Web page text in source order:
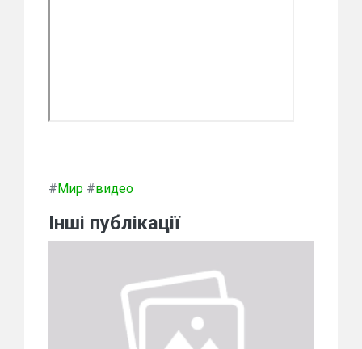
#Мир #видео
Інші публікації